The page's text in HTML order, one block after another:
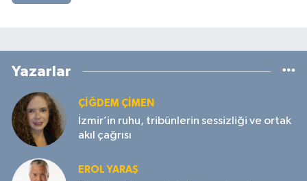
Yazarlar
ÇIĞDEM ÇIMEN
İzmir’in ruhu, tribünlerin sessizliği ve ortak
akıl çağrısı
EROL YARAŞ